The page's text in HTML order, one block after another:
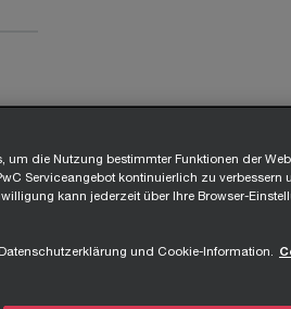
um die Nutzung bestimmter Funktionen der
Serviceangebot kontinuierlich zu verbessern
kann jederzeit über Ihre Browser-
und Cookie-Information.